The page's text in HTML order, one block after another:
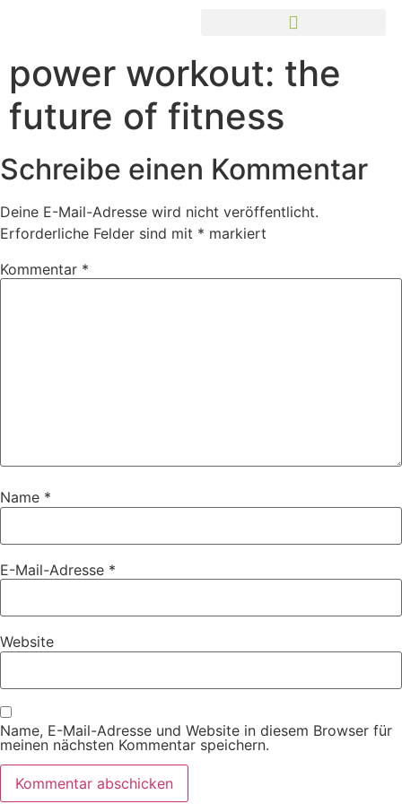
power workout: the
future of fitness
Schreibe einen Kommentar
Deine E-Mail-Adresse wird nicht veröffentlicht.
Erforderliche Felder sind mit * markiert
Kommentar *
Name *
E-Mail-Adresse *
Website
Name, E-Mail-Adresse und Website in diesem Browser für
meinen nächsten Kommentar speichern.